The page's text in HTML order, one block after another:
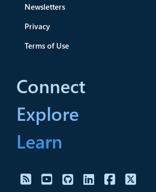
Newsletters
Privacy
Terms of Use
Connect
Explore
Learn